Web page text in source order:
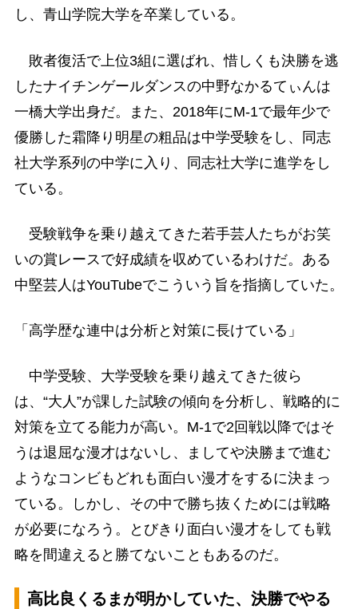
し、青山学院大学を卒業している。
敗者復活で上位3組に選ばれ、惜しくも決勝を逃
したナイチンゲールダンスの中野なかるてぃんは
一橋大学出身だ。また、2018年にM-1で最年少で
優勝した霜降り明星の粗品は中学受験をし、同志
社大学系列の中学に入り、同志社大学に進学をし
ている。
受験戦争を乗り越えてきた若手芸人たちがお笑
いの賞レースで好成績を収めているわけだ。ある
中堅芸人はYouTubeでこういう旨を指摘していた。
「高学歴な連中は分析と対策に長けている」
中学受験、大学受験を乗り越えてきた彼ら
は、“大人”が課した試験の傾向を分析し、戦略的に
対策を立てる能力が高い。M-1で2回戦以降ではそ
うは退屈な漫才はないし、ましてや決勝まで進む
ようなコンビもどれも面白い漫才をするに決まっ
ている。しかし、その中で勝ち抜くためには戦略
が必要になろう。とびきり面白い漫才をしても戦
略を間違えると勝てないこともあるのだ。
高比良くるまが明かしていた、決勝でやる